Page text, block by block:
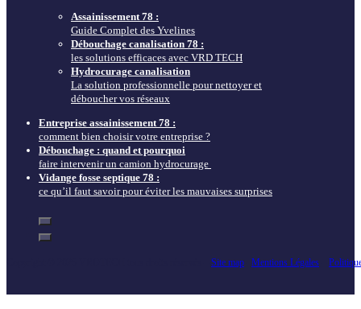
Assainissement 78 :
Guide Complet des Yvelines
Débouchage canalisation 78 :
les solutions efficaces avec VRD TECH
Hydrocurage canalisation
La solution professionnelle pour nettoyer et
déboucher vos réseaux
Entreprise assainissement 78 :
comment bien choisir votre entreprise ?
Débouchage : quand et pourquoi
faire intervenir un camion hydrocurage
Vidange fosse septique 78 :
ce qu’il faut savoir pour éviter les mauvaises surprises
Site map Mentions Légales